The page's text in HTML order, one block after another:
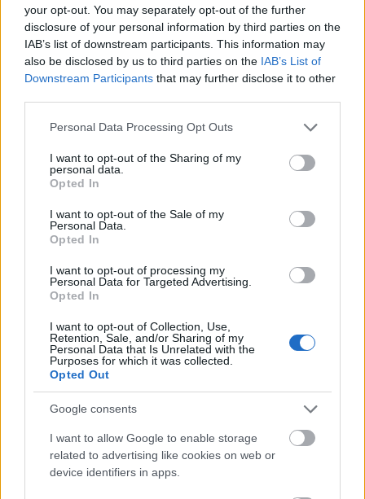
your opt-out. You may separately opt-out of the further
disclosure of your personal information by third parties on the
IAB’s list of downstream participants. This information may
also be disclosed by us to third parties on the IAB’s List of
Downstream Participants that may further disclose it to other
Please note that this website/app uses one or more Google
not limited to your visit or usage behaviour. You may click to
grant or deny consent to Google and its third-party tags to
use your data for below specified purposes in below Google
consent section.
Personal Data Processing Opt Outs
I want to opt-out of the Sharing of my
personal data.
Opted In
I want to opt-out of the Sale of my
Personal Data.
Opted In
I want to opt-out of processing my
Personal Data for Targeted Advertising.
Opted In
I want to opt-out of Collection, Use,
Retention, Sale, and/or Sharing of my
Personal Data that Is Unrelated with the
Purposes for which it was collected.
Opted Out
Google consents
I want to allow Google to enable storage
related to advertising like cookies on web or
device identifiers in apps.
– Természetesen szükség van a jogszabályok és a
műszaki adatok maradéktalan ismeretére. A műszaki és
jogszabályi követelmények közül pedig mindig meg kell
találnunk a legoptimálisabb megoldást ahhoz, hogy az
engedélyek mindegyike kellő időben rendelkezésünkre
álljon – összegezte az engedélyezési tevékenység
sikerének receptjét dr. Szondi-Biczó Boglárka.